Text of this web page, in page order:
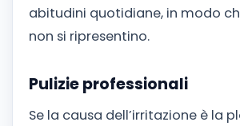
abitudini quotidiane, in modo
non si ripresentino.
Pulizie professionali
Se la causa dell’irritazione è la